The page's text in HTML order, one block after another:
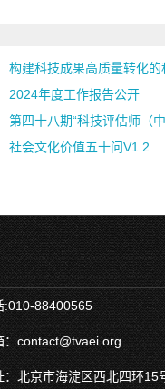
构建科技成果高质量转化
2024年度工作报告公开
第四十八期“科技评估师（
社会文化价值五十问V1.2
:010-88400565
：contact@tvaei.org
：北京市海淀区西北四环15